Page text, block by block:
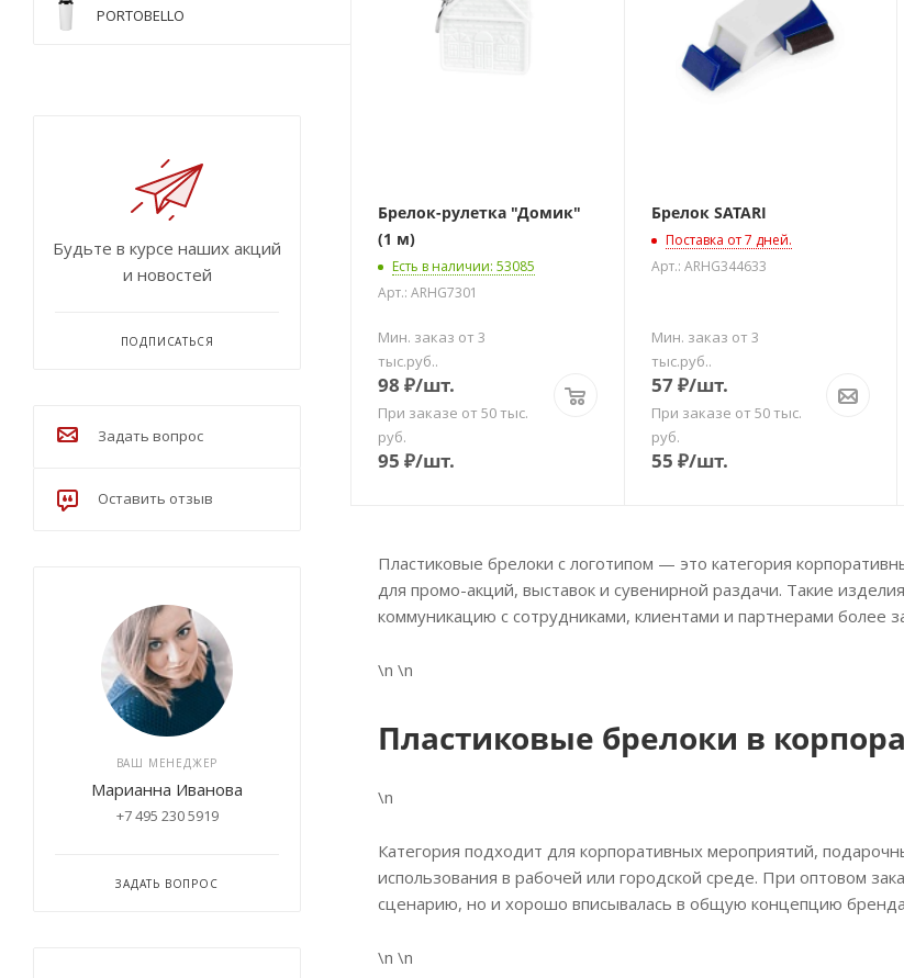
Брелок-рулетка "Домик"
(1 м)
Есть в наличии: 53085
Арт.: ARHG7301
Мин. заказ от 3
тыс.руб..
98 ₽/шт.
При заказе от 50 тыс.
руб.
95 ₽/шт.
Брелок SATARI
Поставка от 7 дней.
Арт.: ARHG344633
Мин. заказ от 3
тыс.руб..
57₽/шт.
При заказе от 50 тыс.
руб.
55 ₽/шт.
Пластиковые брелоки с логотипом — это категория
для промо-акций, выставок и сувенирной раздачи. Такие
коммуникацию с сотрудниками, клиентами и партнерами более
\n \n
Пластиковые брелоки в
\n
Категория подходит для корпоративных мероприятий,
использования в рабочей или городской среде. При оптовом
сценарию, но и хорошо вписывалась в общую концепцию
\n \n
PORTOBELLO
Будьте в курсе наших акций
и новостей
ПОДПИСАТЬСЯ
Задать вопрос
Оставить отзыв
ВАШ МЕНЕДЖЕР
Марианна Иванова
+7 495 230 5919
ЗАДАТЬ ВОПРОС